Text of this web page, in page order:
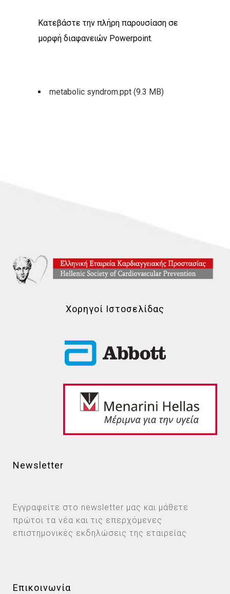
Κατεβάστε την πλήρη παρουσίαση σε
μορφή διαφανειών Powerpoint.
metabolic syndrom.ppt (9.3 MB)
Χορηγοί Ιστοσελίδας
Newsletter
Εγγραφείτε στο newsletter μας και μάθετε
πρώτοι τα νέα και τις επερχόμενες
επιστημονικές εκδηλώσεις της εταιρείας
Επικοινωνία